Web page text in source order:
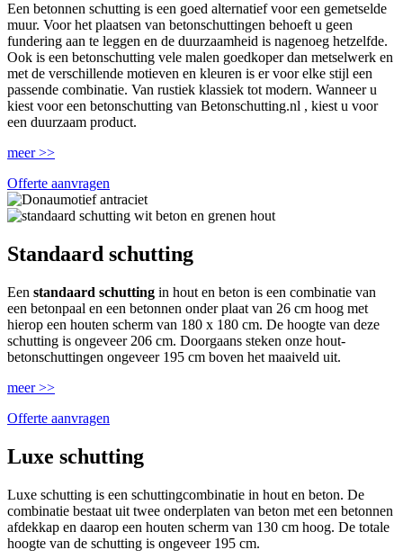
Een betonnen schutting is een goed alternatief voor een gemetselde
muur. Voor het plaatsen van betonschuttingen behoeft u geen
fundering aan te leggen en de duurzaamheid is nagenoeg hetzelfde.
Ook is een betonschutting vele malen goedkoper dan metselwerk en
met de verschillende motieven en kleuren is er voor elke stijl een
passende combinatie. Van rustiek klassiek tot modern. Wanneer u
kiest voor een betonschutting van Betonschutting.nl , kiest u voor
een duurzaam product.
meer >>
Offerte aanvragen
Standaard schutting
Een standaard schutting in hout en beton is een combinatie van
een betonpaal en een betonnen onder plaat van 26 cm hoog met
hierop een houten scherm van 180 x 180 cm. De hoogte van deze
schutting is ongeveer 206 cm. Doorgaans steken onze hout-
betonschuttingen ongeveer 195 cm boven het maaiveld uit.
meer >>
Offerte aanvragen
Luxe schutting
Luxe schutting is een schuttingcombinatie in hout en beton. De
combinatie bestaat uit twee onderplaten van beton met een betonnen
afdekkap en daarop een houten scherm van 130 cm hoog. De totale
hoogte van de schutting is ongeveer 195 cm.